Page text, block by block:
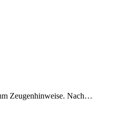
Zeugenhinweise. Nach…